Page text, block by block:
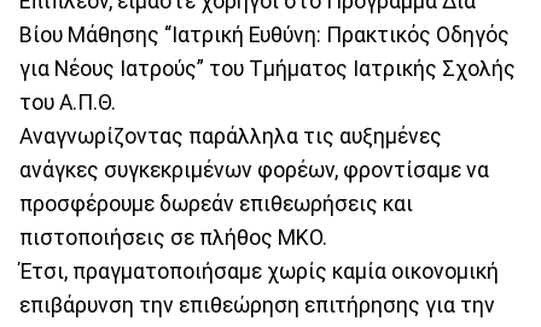
Βίου Μάθησης “Ιατρική Ευθύνη: Πρακτικός Οδηγός
για Νέους Ιατρούς” του Τμήματος Ιατρικής Σχολής
του Α.Π.Θ.
Αναγνωρίζοντας παράλληλα τις αυξημένες
ανάγκες συγκεκριμένων φορέων, φροντίσαμε να
προσφέρουμε δωρεάν επιθεωρήσεις και
πιστοποιήσεις σε πλήθος ΜΚΟ.
Έτσι, πραγματοποιήσαμε χωρίς καμία οικονομική
επιβάρυνση την επιθεώρηση επιτήρησης για την